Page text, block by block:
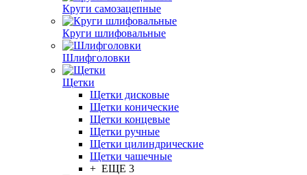
Круги самозацепные
Круги шлифовальные
Шлифголовки
Щетки
Щетки дисковые
Щетки конические
Щетки концевые
Щетки ручные
Щетки цилиндрические
Щетки чашечные
+ ЕЩЕ 3